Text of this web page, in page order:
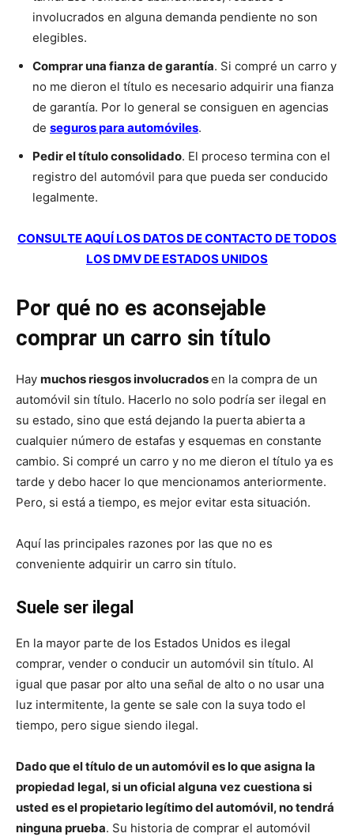
involucrados en alguna demanda pendiente no son
elegibles.
Comprar una fianza de garantía. Si compré un carro y
no me dieron el título es necesario adquirir una fianza
de garantía. Por lo general se consiguen en agencias
de seguros para automóviles.
Pedir el título consolidado. El proceso termina con el
registro del automóvil para que pueda ser conducido
legalmente.
CONSULTE AQUÍ LOS DATOS DE CONTACTO DE TODOS
LOS DMV DE ESTADOS UNIDOS
Por qué no es aconsejable
comprar un carro sin título
Hay muchos riesgos involucradosen la compra de un
automóvil sin título. Hacerlo no solo podría ser ilegal en
su estado, sino que está dejando la puerta abierta a
cualquier número de estafas y esquemas en constante
cambio. Si compré un carro y no me dieron el título ya es
tarde y debo hacer lo que mencionamos anteriormente.
Pero, si está a tiempo, es mejor evitar esta situación.
Aquí las principales razones por las que no es
conveniente adquirir un carro sin título.
Suele ser ilegal
En la mayor parte de los Estados Unidos es ilegal
comprar, vender o conducir un automóvil sin título. Al
igual que pasar por alto una señal de alto o no usar una
luz intermitente, la gente se sale con la suya todo el
tiempo, pero sigue siendo ilegal.
Dado que el título de un automóvil es lo que asigna la
propiedad legal, si un oficial alguna vez cuestiona si
usted es el propietario legítimo del automóvil, no tendrá
ninguna prueba. Su historia de comprar el automóvil